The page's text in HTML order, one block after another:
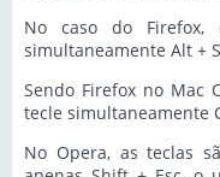
No caso do
simultaneamente Alt +
Sendo Firefox no Mac
tecle simultaneamente
No Opera, as teclas